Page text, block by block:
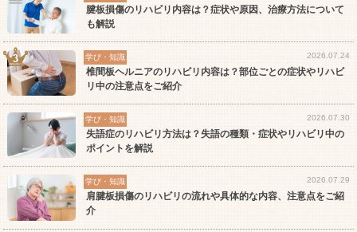
腱板損傷のリハビリ内容は？症状や原因、治療方法について
も解説
学び・知識 2026.07.24
椎間板ヘルニアのリハビリ内容は？部位ごとの症状やリハビ
リ中の注意点をご紹介
学び・知識 2026.07.30
失語症のリハビリ方法は？失語の種類・症状やリハビリ中の
ポイントを解説
学び・知識 2026.07.29
肩腱板損傷のリハビリの流れや具体的な内容、注意点をご紹
介